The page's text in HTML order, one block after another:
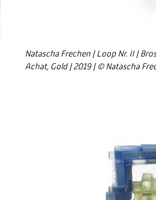
Natascha Frechen | Loop Nr. II |
Achat, Gold | 2019 | © Natascha